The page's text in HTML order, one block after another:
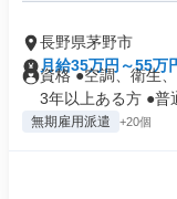
長野県茅野市
月給35万円～55万
資格 ●空調、衛生
3年以上ある方 ●普
無期雇用派遣 +20個